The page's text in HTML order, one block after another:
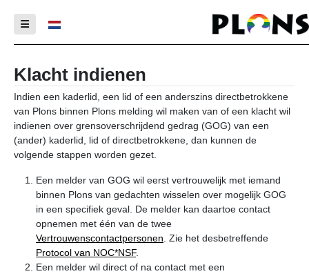
Select your language
Klacht indienen
Indien een kaderlid, een lid of een anderszins directbetrokkene
van Plons binnen Plons melding wil maken van of een klacht wil
indienen over grensoverschrijdend gedrag (GOG) van een
(ander) kaderlid, lid of directbetrokkene, dan kunnen de
volgende stappen worden gezet.
Een melder van GOG wil eerst vertrouwelijk met iemand
binnen Plons van gedachten wisselen over mogelijk GOG
in een specifiek geval. De melder kan daartoe contact
opnemen met één van de twee
Vertrouwenscontactpersonen . Zie het desbetreffende
Protocol van NOC*NSF.
Een melder wil direct of na contact met een